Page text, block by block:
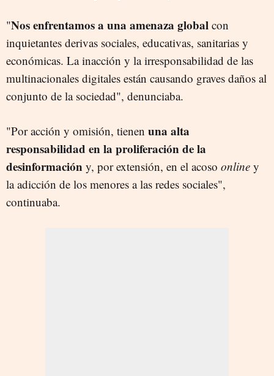
"Nos enfrentamos a una amenaza global con
inquietantes derivas sociales, educativas, sanitarias y
económicas. La inacción y la irresponsabilidad de las
multinacionales digitales están causando graves daños al
conjunto de la sociedad", denunciaba.
"Por acción y omisión, tienen una alta
responsabilidad en la proliferación de la
desinformación y, por extensión, en el acoso online y
la adicción de los menores a las redes sociales",
continuaba.